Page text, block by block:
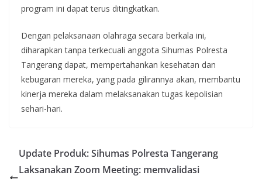
program ini dapat terus ditingkatkan.
Dengan pelaksanaan olahraga secara berkala ini,
diharapkan tanpa terkecuali anggota Sihumas Polresta
Tangerang dapat, mempertahankan kesehatan dan
kebugaran mereka, yang pada gilirannya akan, membantu
kinerja mereka dalam melaksanakan tugas kepolisian
sehari-hari.
Update Produk: Sihumas Polresta Tangerang
Laksanakan Zoom Meeting: memvalidasi